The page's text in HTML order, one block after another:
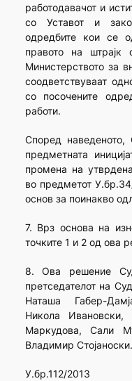
работодавачот и
со Уставот и
одредбите кои се
правото на штрајк
Министерството за
соодветствуваат
со посочените
работи.
Според
предметната
промена на
во предметот
основ за поинакво
7. Врз основа на
точките 1 и 2 од ова
8. Ова решение
претседателот на
Наташа Габер-
Никола Ивановски,
Маркудова, Сали
Владимир Стојаноски.
У.бр.112/2013